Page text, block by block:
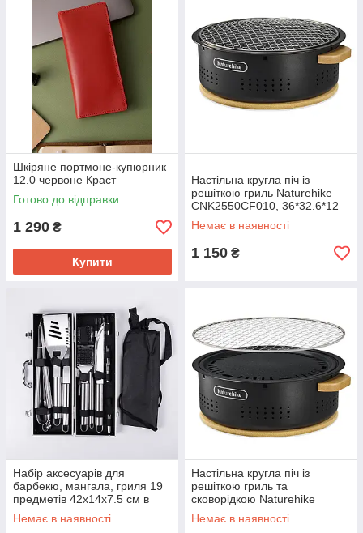
Шкіряне портмоне-купюрник
12.0 червоне Краст
Готово до відправки
1 290 ₴
Купити
Настільна кругла піч із
решіткою гриль Naturehike
CNK2550CF010, 36*32.6*12
см, хромоване залізо
Немає в наявності
1 150 ₴
Набір аксесуарів для
барбекю, мангала, гриля 19
предметів 42х14х7.5 см в
кейсі HP-21-3
Немає в наявності
Настільна кругла піч із
решіткою гриль та
сковорідкою Naturehike
CNK2550CF010, 36*32.6*12
см, хромоване залізо
Немає в наявності